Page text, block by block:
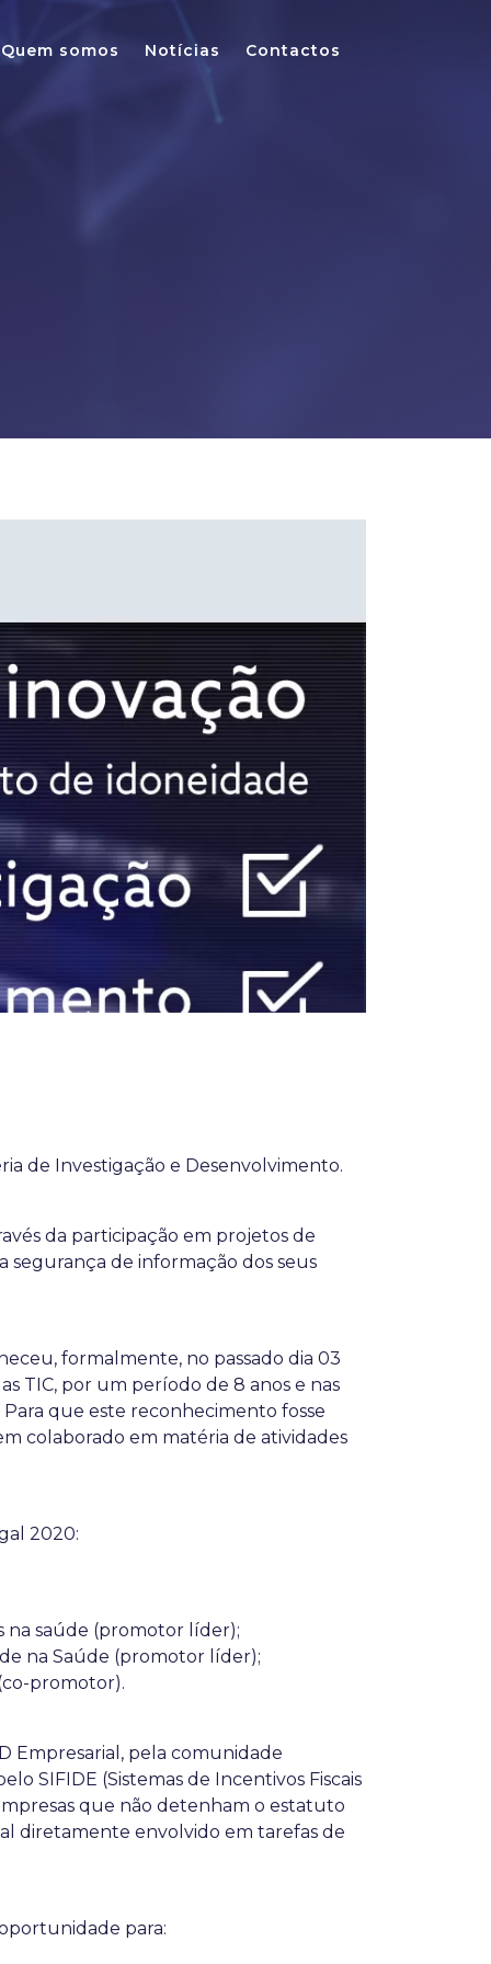
Quem somos Notícias Contactos
de Investigação e Desenvolvimento.
da participação em projetos de
segurança de informação dos seus
formalmente, no passado dia 03
TIC, por um período de 8 anos e nas
Para que este reconhecimento fosse
colaborado em matéria de atividades
2020:
na saúde (promotor líder);
na Saúde (promotor líder);
promotor).
Empresarial, pela comunidade
SIFIDE (Sistemas de Incentivos Fiscais
que não detenham o estatuto
diretamente envolvido em tarefas de
para: